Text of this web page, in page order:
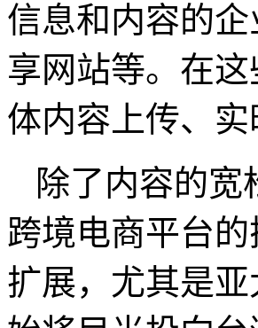
信息和内容的
享网站等。在
体内容上传、
除了内容的
跨境电商平台
扩展，尤其是